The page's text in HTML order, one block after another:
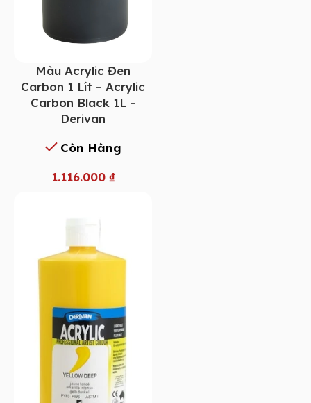
Màu Acrylic Đen
Carbon 1 Lít – Acrylic
Carbon Black 1L –
Derivan
Còn Hàng
1.116.000 ₫